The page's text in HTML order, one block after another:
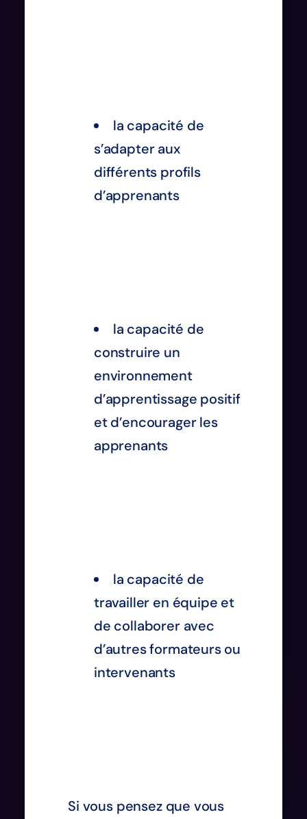
la capacité de
s’adapter aux
différents profils
d’apprenants
la capacité de
construire un
environnement
d’apprentissage positif
et d’encourager les
apprenants
la capacité de
travailler en équipe et
de collaborer avec
d’autres formateurs ou
intervenants
Si vous pensez que vous